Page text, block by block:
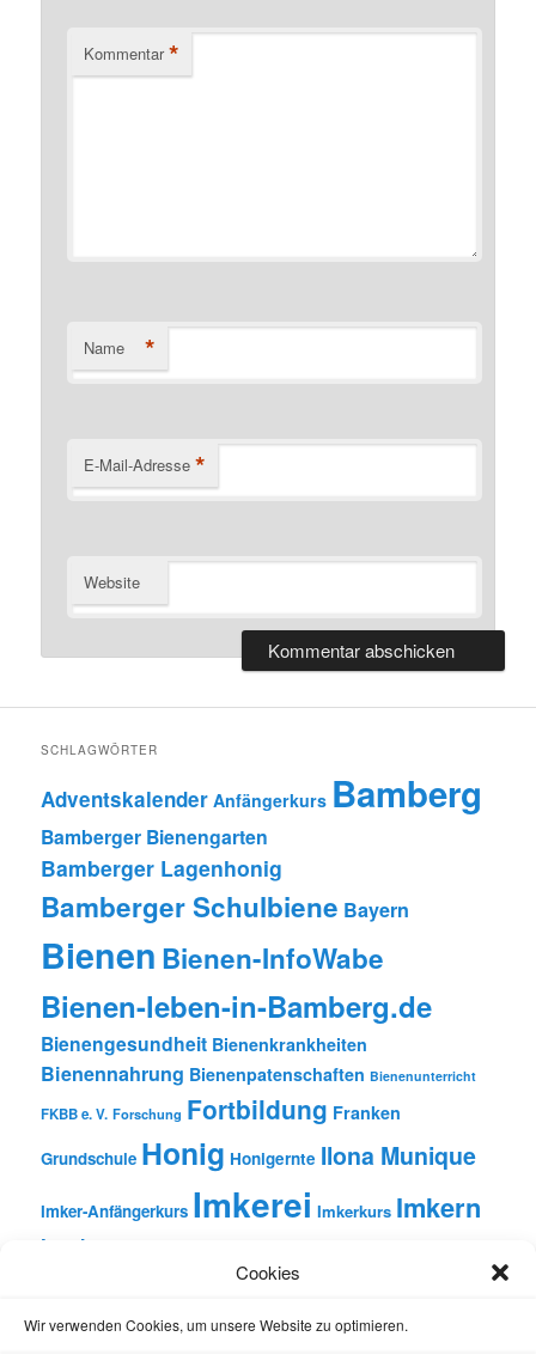
Cookies
Wir verwenden Cookies, um unsere Website zu optimieren.
Kommentar *
Name *
E-Mail-Adresse *
Website
SCHLAGWÖRTER
Adventskalender Anfängerkurs Bamberg
Bamberger Bienengarten
Bamberger Lagenhonig
Bamberger Schulbiene Bayern
Bienen Bienen-InfoWabe
Bienen-leben-in-Bamberg.de
Bienengesundheit Bienenkrankheiten
Bienennahrung Bienenpatenschaften Bienenunterricht
FKBB e. V. Forschung Fortbildung Franken
Grundschule Honig Honigernte Ilona Munique
Imker-Anfängerkurs Imkerei Imkerkurs Imkern
Insekten
Natur Oberfranken
Schulunterricht Unterricht